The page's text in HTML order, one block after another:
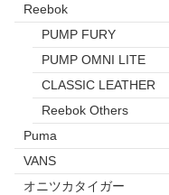
Reebok
PUMP FURY
PUMP OMNI LITE
CLASSIC LEATHER
Reebok Others
Puma
VANS
オニツカタイガー